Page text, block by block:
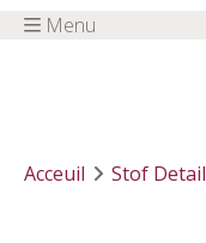
Menu
Acceuil Stof Detail